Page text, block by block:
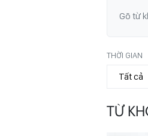
THỜI GIAN
TỪ